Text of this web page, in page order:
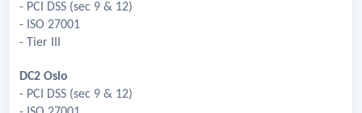
- PCI DSS (sec 9 & 12)
- ISO 27001
- Tier III
DC2 Oslo
- PCI DSS (sec 9 & 12)